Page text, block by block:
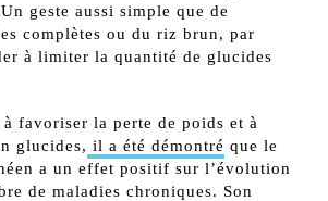
geste aussi simple que de
complètes ou du riz brun, par
à limiter la quantité de glucides
à favoriser la perte de poids et à
glucides, il a été démontré que le
a un effet positif sur l’évolution
de maladies chroniques. Son